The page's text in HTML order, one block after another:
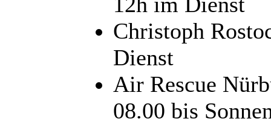
Christoph
Dienst
Air Rescue
08.00 bis